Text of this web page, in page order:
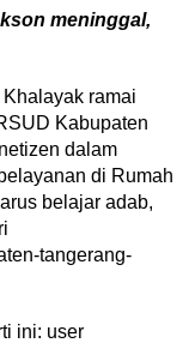
meninggal,
ramai
Kabupaten
dalam
di Rumah
belajar adab,
tangerang-
ini: user